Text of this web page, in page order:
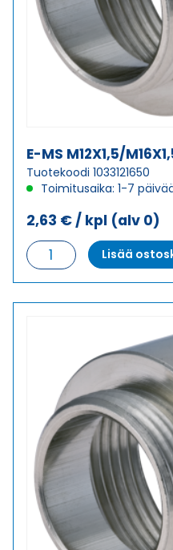
E-MS M12X1,5/
Tuotekoodi 1033121650
Toimitusaika: 1-7
2,63 € / kpl (alv 0)
E-
MS
M12X1,5/M16X1,5
Lisää